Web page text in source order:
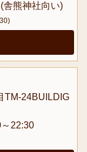
舎熊神社向い)
TM-24BUILDIG
22:30